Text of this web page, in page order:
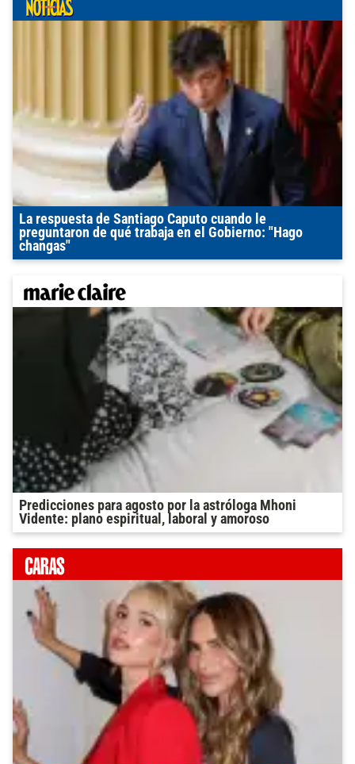
La respuesta de Santiago Caputo cuando le
preguntaron de qué trabaja en el Gobierno: "Hago
changas"
Predicciones para agosto por la astróloga Mhoni
Vidente: plano espiritual, laboral y amoroso